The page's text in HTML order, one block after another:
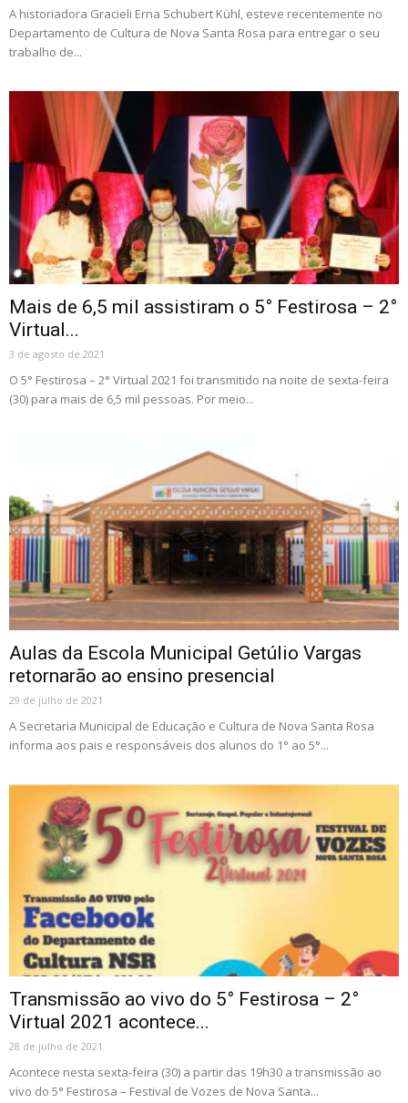
A historiadora Gracieli Erna Schubert Kühl, esteve recentemente no
Departamento de Cultura de Nova Santa Rosa para entregar o seu
trabalho de...
Mais de 6,5 mil assistiram o 5° Festirosa – 2°
Virtual...
3 de agosto de 2021
O 5° Festirosa – 2° Virtual 2021 foi transmitido na noite de sexta-feira
(30) para mais de 6,5 mil pessoas. Por meio...
Aulas da Escola Municipal Getúlio Vargas
retornarão ao ensino presencial
29 de julho de 2021
A Secretaria Municipal de Educação e Cultura de Nova Santa Rosa
informa aos pais e responsáveis dos alunos do 1° ao 5°...
Transmissão ao vivo do 5° Festirosa – 2°
Virtual 2021 acontece...
28 de julho de 2021
Acontece nesta sexta-feira (30) a partir das 19h30 a transmissão ao
vivo do 5° Festirosa – Festival de Vozes de Nova Santa...